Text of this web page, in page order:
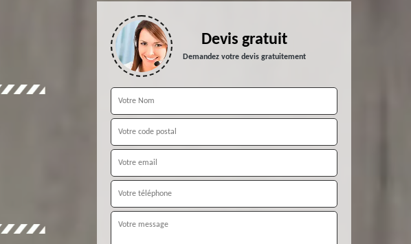
Devis gratuit
Demandez votre devis gratuitement